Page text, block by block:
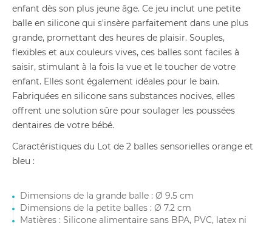
enfant dès son plus jeune âge. Ce jeu inclut une petite
balle en silicone qui s'insère parfaitement dans une plus
grande, promettant des heures de plaisir. Souples,
flexibles et aux couleurs vives, ces balles sont faciles à
saisir, stimulant à la fois la vue et le toucher de votre
enfant. Elles sont également idéales pour le bain.
Fabriquées en silicone sans substances nocives, elles
offrent une solution sûre pour soulager les poussées
dentaires de votre bébé.
Caractéristiques du Lot de 2 balles sensorielles orange et
bleu :
Dimensions de la grande balle : Ø 9.5 cm
Dimensions de la petite balles : Ø 7.2 cm
Matières : Silicone alimentaire sans BPA, PVC, latex ni